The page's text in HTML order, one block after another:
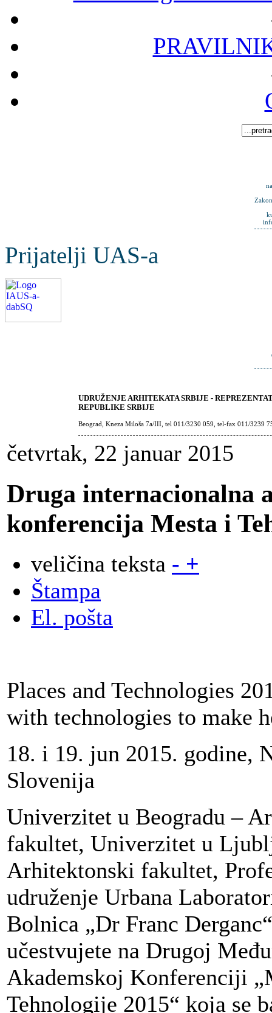
Prijatelji UAS-a
UDRUŽENJE ARHITEKATA SRBIJE -
REPUBLIKE SRBIJE
Beograd, Kneza Miloša 7a/III, tel 011/3230 059, tel-fax 011/3239
četvrtak, 22 januar 2015
Druga internacionalna
konferencija Mesta i
veličina teksta - +
Štampa
El. pošta
Places and Technologies
with technologies to make
18. i 19. jun 2015. godine,
Slovenija
Univerzitet u Beogradu –
fakultet, Univerzitet u
Arhitektonski fakultet,
udruženje Urbana
Bolnica „Dr Franc
učestvujete na Drugoj
Akademskoj Konferenciji
Tehnologije 2015“ koja se